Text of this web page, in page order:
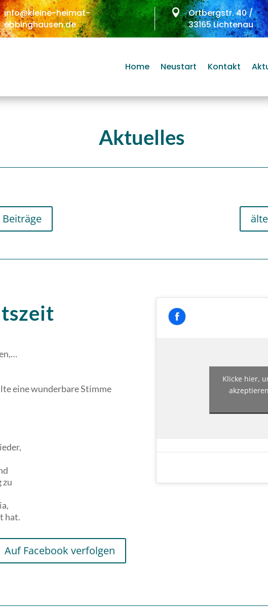
info@kleine-heimat-
ebbinghausen.de

Ortbergstr. 40 /
33165 Lichtenau
Home Neustart Kontakt
Aktuelles
eine wunderbare Stimme
zu
hat.
Auf Facebook verfolgen
Klicke hier,